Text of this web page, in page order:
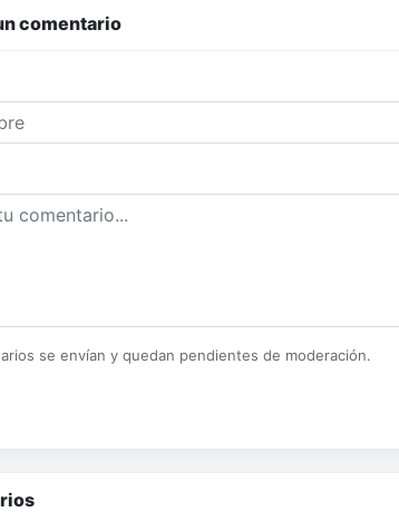
comentario
se envían y quedan pendientes de moderación.